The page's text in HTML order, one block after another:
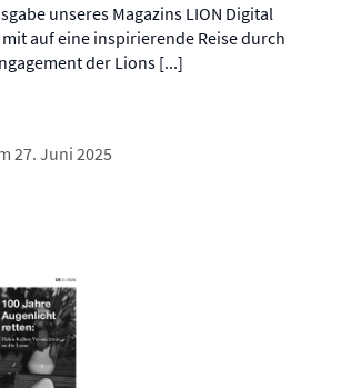
unseres Magazins LION Digital
auf eine inspirierende Reise durch
der Lions [...]
27. Juni 2025